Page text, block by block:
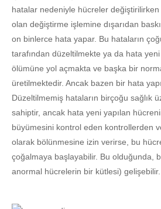
hatalar nedeniyle hücreler
olan değiştirme işlemine dışarıdan
on binlerce hata yapar. Bu hataların
tarafından düzeltilmekte ya da hata
ölümüne yol açmakta ve başka bir
üretilmektedir. Ancak bazen bir hata
Düzeltilmemiş hataların birçoğu sağlık
sahiptir, ancak hata yeni yapılan
büyümesini kontrol eden kontrollerden
olarak bölünmesine izin verirse, bu
çoğalmaya başlayabilir. Bu olduğunda,
anormal hücrelerin bir kütlesi) gelişebilir.